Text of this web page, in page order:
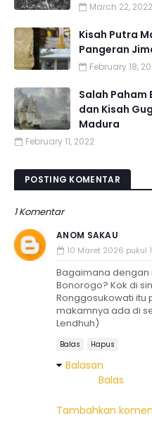
March 22, 2022
Kisah Putra
Pangeran
February 18,
Salah Paham
dan Kisah
Madura
February 11, 2022
POSTING KOMENTAR
1 Komentar
ANOM SAKAU
10 Maret 2026 pukul
Bagaimana dengan
Bonorogo? Kok di
Ronggosukowati itu
makamnya ada di
Lendhuh)
Balas Hapus
Balasan
Balas
Tambahkan